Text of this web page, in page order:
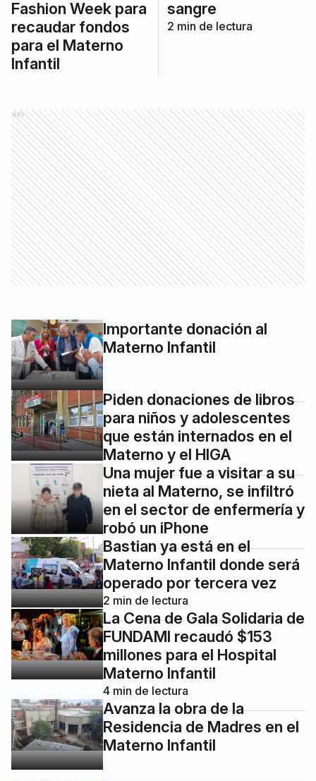
Fashion Week para
recaudar fondos
para el Materno
Infantil
sangre
2 min de lectura
Ads
Importante donación al
Materno Infantil
Piden donaciones de libros
para niños y adolescentes
que están internados en el
Materno y el HIGA
Una mujer fue a visitar a su
nieta al Materno, se infiltró
en el sector de enfermería y
robó un iPhone
Bastian ya está en el
Materno Infantil donde será
operado por tercera vez
2 min de lectura
La Cena de Gala Solidaria de
FUNDAMI recaudó $153
millones para el Hospital
Materno Infantil
4 min de lectura
Avanza la obra de la
Residencia de Madres en el
Materno Infantil